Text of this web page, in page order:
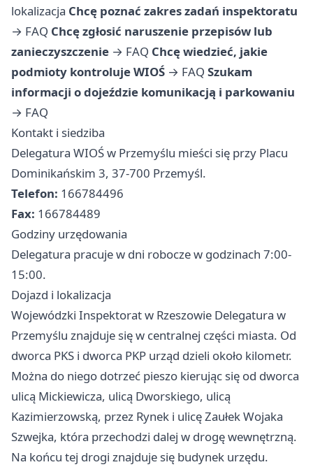
lokalizacja Chcę poznać zakres zadań inspektoratu
→ FAQ Chcę zgłosić naruszenie przepisów lub
zanieczyszczenie → FAQ Chcę wiedzieć, jakie
podmioty kontroluje WIOŚ → FAQ Szukam
informacji o dojeździe komunikacją i parkowaniu
→ FAQ
Kontakt i siedziba
Delegatura WIOŚ w Przemyślu mieści się przy Placu
Dominikańskim 3, 37-700 Przemyśl.
Telefon: 166784496
Fax: 166784489
Godziny urzędowania
Delegatura pracuje w dni robocze w godzinach 7:00-
15:00.
Dojazd i lokalizacja
Wojewódzki Inspektorat w Rzeszowie Delegatura w
Przemyślu znajduje się w centralnej części miasta. Od
dworca PKS i dworca PKP urząd dzieli około kilometr.
Można do niego dotrzeć pieszo kierując się od dworca
ulicą Mickiewicza, ulicą Dworskiego, ulicą
Kazimierzowską, przez Rynek i ulicę Zaułek Wojaka
Szwejka, która przechodzi dalej w drogę wewnętrzną.
Na końcu tej drogi znajduje się budynek urzędu.